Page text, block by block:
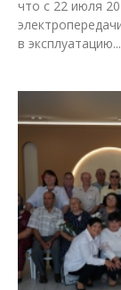
что с 22 июля
в эксплуатацию...